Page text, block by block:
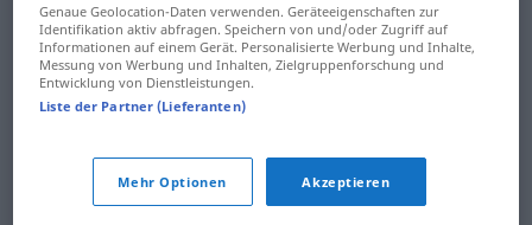
Genaue Geolocation-Daten verwenden. Geräteeigenschaften zur
Identifikation aktiv abfragen. Speichern von und/oder Zugriff auf
Informationen auf einem Gerät. Personalisierte Werbung und Inhalte,
Messung von Werbung und Inhalten, Zielgruppenforschung und
Entwicklung von Dienstleistungen.
Liste der Partner (Lieferanten)
Mehr Optionen Akzeptieren